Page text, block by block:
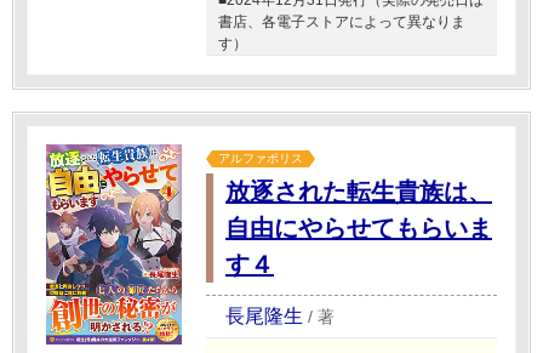
書店、各電子ストアによって異なりま
す）
アルファポリス
放逐された転生貴族は、
自由にやらせてもらいま
す４
長尾隆生 / 著